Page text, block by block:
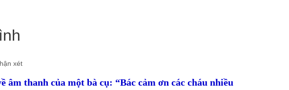
xét
âm thanh của một bà cụ: “Bác cảm ơn các cháu nhiều